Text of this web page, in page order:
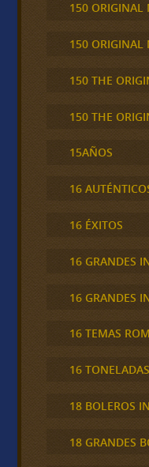
150 ORIGINAL
150 ORIGINAL
150 THE
150 THE
15AÑOS
16
16 ÉXITOS
16 GRANDES
16 GRANDES
16 TEMAS
16
18 BOLEROS
18 GRANDES